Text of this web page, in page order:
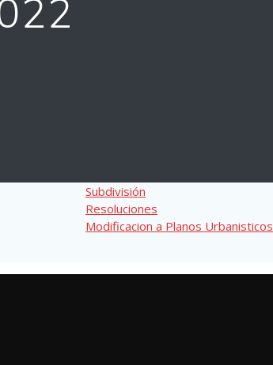
Subdivisión
Resoluciones
Modificacion a Planos Urbanisticos